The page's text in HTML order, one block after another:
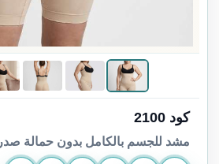
كود 2100
مشد للجسم بالكامل بدون حمالة صدر